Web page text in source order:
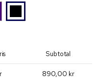
Subtotal
890,00 kr